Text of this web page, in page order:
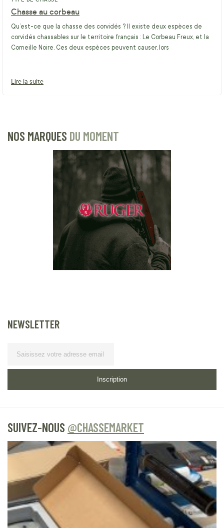
Chasse au corbeau
Qu’est-ce que la chasse des corvidés ? Il existe deux espèces de
corvidés chassables sur le territoire français : Le Corbeau Freux, et la
Corneille Noire. Ces deux espèces peuvent causer, lors
Lire la suite
NOS MARQUES DU MOMENT
NEWSLETTER
Inscription
SUIVEZ-NOUS @CHASSEMARKET